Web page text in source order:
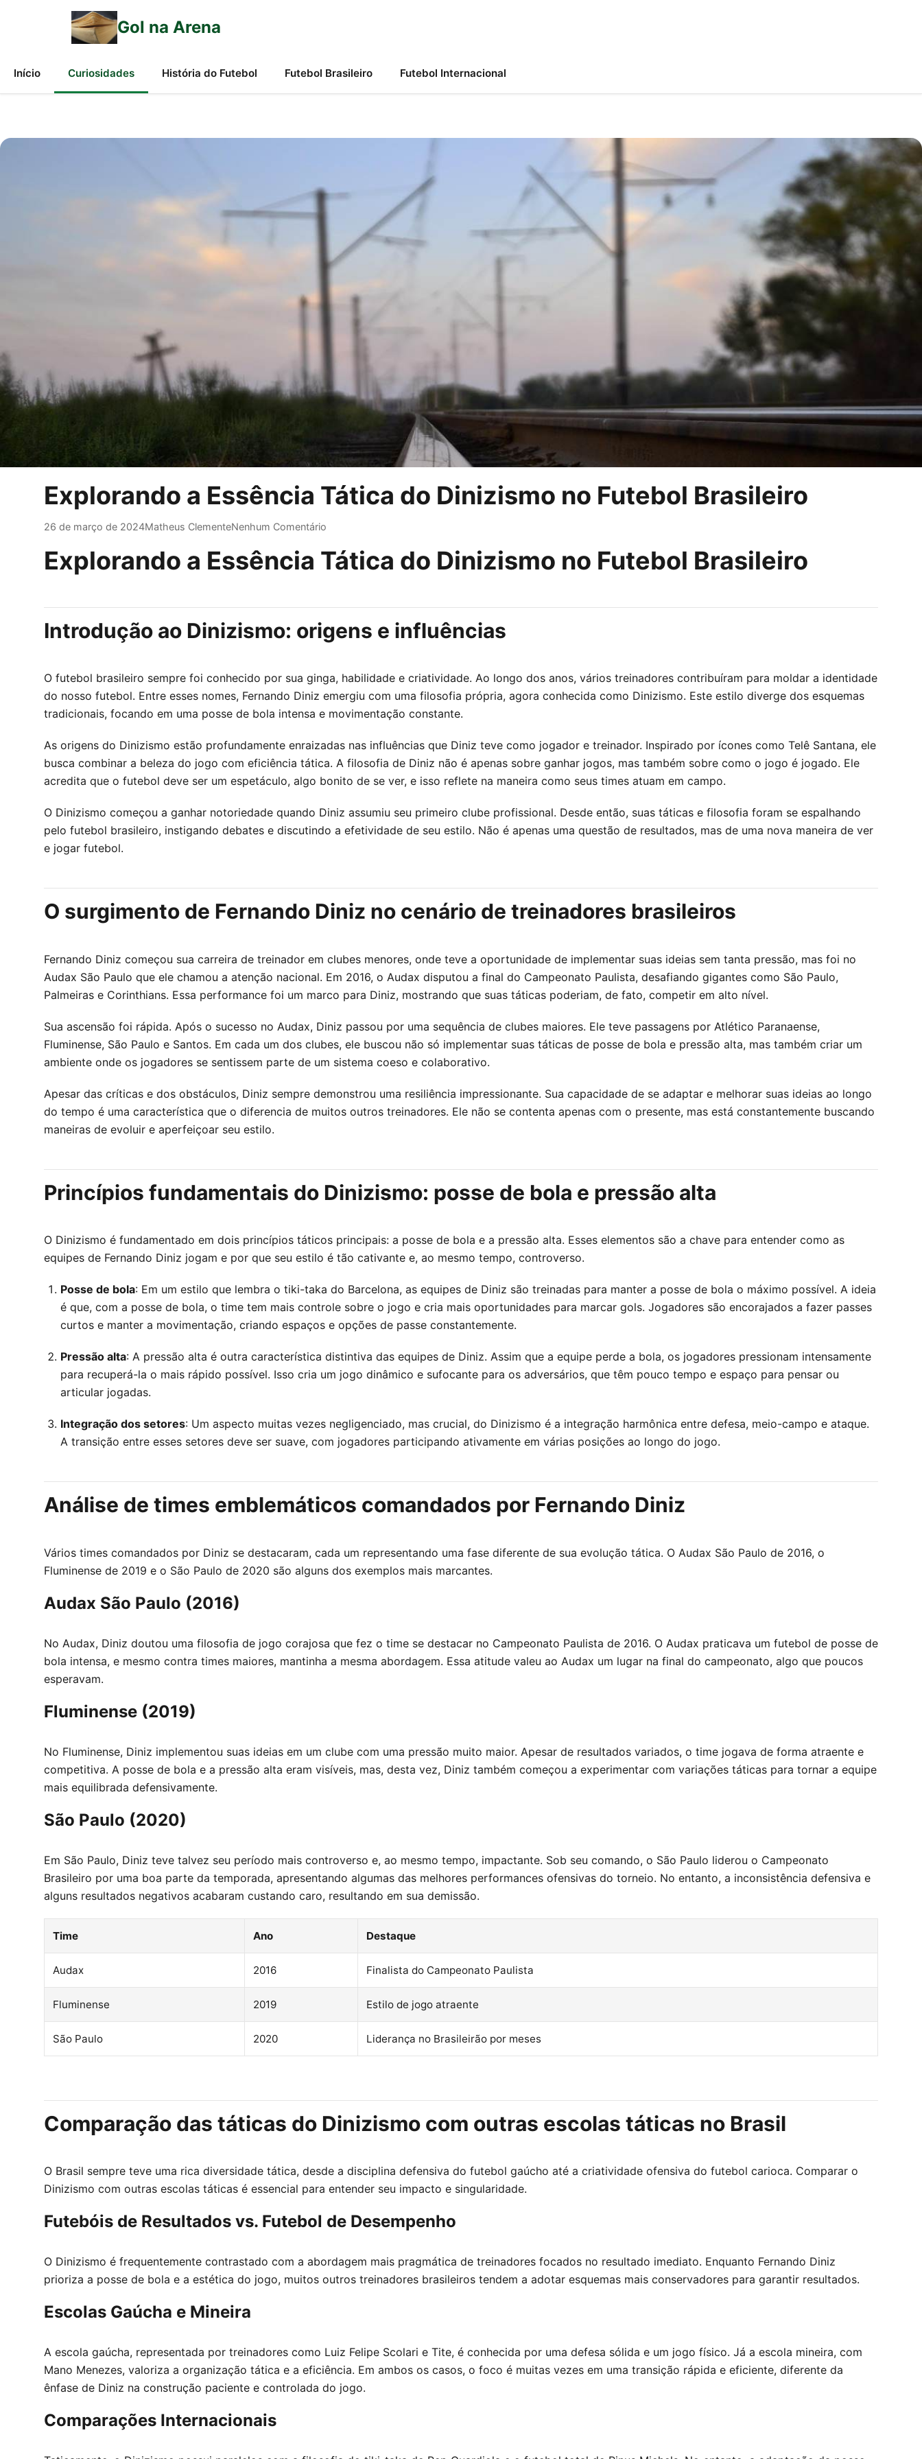
Gol na Arena
Início Curiosidades História do Futebol Futebol Brasileiro Futebol Internacional
Explorando a Essência Tática do Dinizismo no Futebol Brasileiro
26 de março de 2024Matheus ClementeNenhum Comentário
Explorando a Essência Tática do Dinizismo no Futebol Brasileiro
Introdução ao Dinizismo: origens e influências
O futebol brasileiro sempre foi conhecido por sua ginga, habilidade e criatividade. Ao longo dos anos, vários treinadores contribuíram para moldar a identidade
do nosso futebol. Entre esses nomes, Fernando Diniz emergiu com uma filosofia própria, agora conhecida como Dinizismo. Este estilo diverge dos esquemas
tradicionais, focando em uma posse de bola intensa e movimentação constante.
As origens do Dinizismo estão profundamente enraizadas nas influências que Diniz teve como jogador e treinador. Inspirado por ícones como Telê Santana, ele
busca combinar a beleza do jogo com eficiência tática. A filosofia de Diniz não é apenas sobre ganhar jogos, mas também sobre como o jogo é jogado. Ele
acredita que o futebol deve ser um espetáculo, algo bonito de se ver, e isso reflete na maneira como seus times atuam em campo.
O Dinizismo começou a ganhar notoriedade quando Diniz assumiu seu primeiro clube profissional. Desde então, suas táticas e filosofia foram se espalhando
pelo futebol brasileiro, instigando debates e discutindo a efetividade de seu estilo. Não é apenas uma questão de resultados, mas de uma nova maneira de ver
e jogar futebol.
O surgimento de Fernando Diniz no cenário de treinadores brasileiros
Fernando Diniz começou sua carreira de treinador em clubes menores, onde teve a oportunidade de implementar suas ideias sem tanta pressão, mas foi no
Audax São Paulo que ele chamou a atenção nacional. Em 2016, o Audax disputou a final do Campeonato Paulista, desafiando gigantes como São Paulo,
Palmeiras e Corinthians. Essa performance foi um marco para Diniz, mostrando que suas táticas poderiam, de fato, competir em alto nível.
Sua ascensão foi rápida. Após o sucesso no Audax, Diniz passou por uma sequência de clubes maiores. Ele teve passagens por Atlético Paranaense,
Fluminense, São Paulo e Santos. Em cada um dos clubes, ele buscou não só implementar suas táticas de posse de bola e pressão alta, mas também criar um
ambiente onde os jogadores se sentissem parte de um sistema coeso e colaborativo.
Apesar das críticas e dos obstáculos, Diniz sempre demonstrou uma resiliência impressionante. Sua capacidade de se adaptar e melhorar suas ideias ao longo
do tempo é uma característica que o diferencia de muitos outros treinadores. Ele não se contenta apenas com o presente, mas está constantemente buscando
maneiras de evoluir e aperfeiçoar seu estilo.
Princípios fundamentais do Dinizismo: posse de bola e pressão alta
O Dinizismo é fundamentado em dois princípios táticos principais: a posse de bola e a pressão alta. Esses elementos são a chave para entender como as
equipes de Fernando Diniz jogam e por que seu estilo é tão cativante e, ao mesmo tempo, controverso.
Posse de bola: Em um estilo que lembra o tiki-taka do Barcelona, as equipes de Diniz são treinadas para manter a posse de bola o máximo possível. A ideia
é que, com a posse de bola, o time tem mais controle sobre o jogo e cria mais oportunidades para marcar gols. Jogadores são encorajados a fazer passes
curtos e manter a movimentação, criando espaços e opções de passe constantemente.
Pressão alta: A pressão alta é outra característica distintiva das equipes de Diniz. Assim que a equipe perde a bola, os jogadores pressionam intensamente
para recuperá-la o mais rápido possível. Isso cria um jogo dinâmico e sufocante para os adversários, que têm pouco tempo e espaço para pensar ou
articular jogadas.
Integração dos setores: Um aspecto muitas vezes negligenciado, mas crucial, do Dinizismo é a integração harmônica entre defesa, meio-campo e ataque.
A transição entre esses setores deve ser suave, com jogadores participando ativamente em várias posições ao longo do jogo.
Análise de times emblemáticos comandados por Fernando Diniz
Vários times comandados por Diniz se destacaram, cada um representando uma fase diferente de sua evolução tática. O Audax São Paulo de 2016, o
Fluminense de 2019 e o São Paulo de 2020 são alguns dos exemplos mais marcantes.
Audax São Paulo (2016)
No Audax, Diniz doutou uma filosofia de jogo corajosa que fez o time se destacar no Campeonato Paulista de 2016. O Audax praticava um futebol de posse de
bola intensa, e mesmo contra times maiores, mantinha a mesma abordagem. Essa atitude valeu ao Audax um lugar na final do campeonato, algo que poucos
esperavam.
Fluminense (2019)
No Fluminense, Diniz implementou suas ideias em um clube com uma pressão muito maior. Apesar de resultados variados, o time jogava de forma atraente e
competitiva. A posse de bola e a pressão alta eram visíveis, mas, desta vez, Diniz também começou a experimentar com variações táticas para tornar a equipe
mais equilibrada defensivamente.
São Paulo (2020)
Em São Paulo, Diniz teve talvez seu período mais controverso e, ao mesmo tempo, impactante. Sob seu comando, o São Paulo liderou o Campeonato
Brasileiro por uma boa parte da temporada, apresentando algumas das melhores performances ofensivas do torneio. No entanto, a inconsistência defensiva e
alguns resultados negativos acabaram custando caro, resultando em sua demissão.
Time Ano Destaque
Audax 2016 Finalista do Campeonato Paulista
Fluminense 2019 Estilo de jogo atraente
São Paulo 2020 Liderança no Brasileirão por meses
Comparação das táticas do Dinizismo com outras escolas táticas no Brasil
O Brasil sempre teve uma rica diversidade tática, desde a disciplina defensiva do futebol gaúcho até a criatividade ofensiva do futebol carioca. Comparar o
Dinizismo com outras escolas táticas é essencial para entender seu impacto e singularidade.
Futebóis de Resultados vs. Futebol de Desempenho
O Dinizismo é frequentemente contrastado com a abordagem mais pragmática de treinadores focados no resultado imediato. Enquanto Fernando Diniz
prioriza a posse de bola e a estética do jogo, muitos outros treinadores brasileiros tendem a adotar esquemas mais conservadores para garantir resultados.
Escolas Gaúcha e Mineira
A escola gaúcha, representada por treinadores como Luiz Felipe Scolari e Tite, é conhecida por uma defesa sólida e um jogo físico. Já a escola mineira, com
Mano Menezes, valoriza a organização tática e a eficiência. Em ambos os casos, o foco é muitas vezes em uma transição rápida e eficiente, diferente da
ênfase de Diniz na construção paciente e controlada do jogo.
Comparações Internacionais